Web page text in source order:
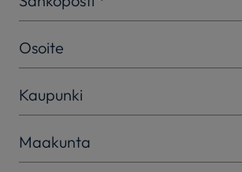
Osoite
Kaupunki
Maakunta